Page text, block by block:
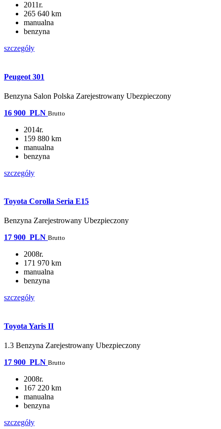
2011r.
265 640 km
manualna
benzyna
szczegóły
Peugeot 301
Benzyna Salon Polska Zarejestrowany Ubezpieczony
16 900 PLN Brutto
2014r.
159 880 km
manualna
benzyna
szczegóły
Toyota Corolla Seria E15
Benzyna Zarejestrowany Ubezpieczony
17 900 PLN Brutto
2008r.
171 970 km
manualna
benzyna
szczegóły
Toyota Yaris II
1.3 Benzyna Zarejestrowany Ubezpieczony
17 900 PLN Brutto
2008r.
167 220 km
manualna
benzyna
szczegóły